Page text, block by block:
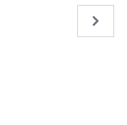
előadásain
Next